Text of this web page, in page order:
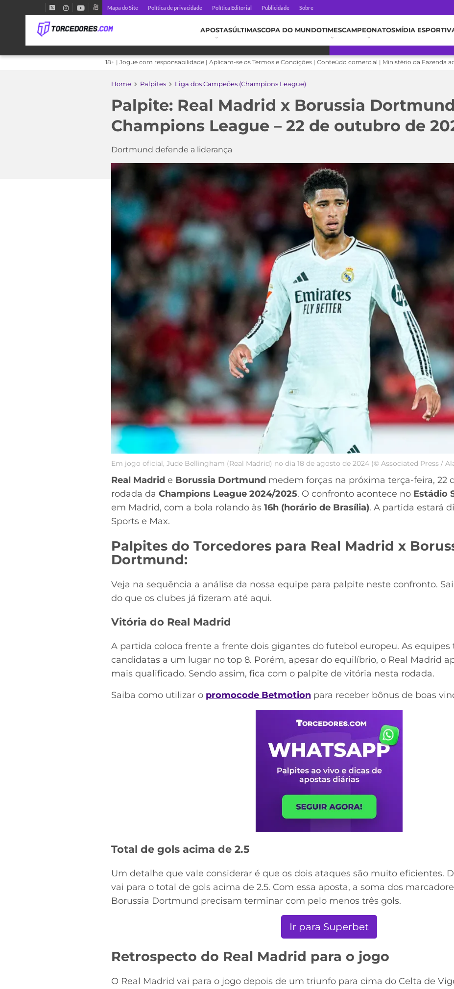
Mapa do Site Política de privacidade Política Editorial Publicidade Sobre
APOSTASÚLTIMASCOPA DO MUNDOTIMESCAMPEONATOSMÍDIA
18+ | Jogue com responsabilidade | Aplicam-se os Termos e Condições | Conteúdo comercial | Ministério da Fazenda
Home Palpites Liga dos Campeões (Champions League)
Palpite: Real Madrid x Borussia
Champions League – 22 de outubro de
Dortmund defende a liderança
Em jogo oficial, Jude Bellingham (Real Madrid) no dia 18 de agosto de 2024 (© Associated Press /
Real Madrid e Borussia Dortmund medem forças na próxima terça-feira, 22
rodada da Champions League 2024/2025. O confronto acontece no Estádio
em Madrid, com a bola rolando às 16h (horário de Brasília). A partida estará
Sports e Max.
Palpites do Torcedores para Real Madrid x
Dortmund:
Veja na sequência a análise da nossa equipe para palpite neste confronto.
do que os clubes já fizeram até aqui.
Vitória do Real Madrid
A partida coloca frente a frente dois gigantes do futebol europeu. As
candidatas a um lugar no top 8. Porém, apesar do equilíbrio, o Real Madrid
mais qualificado. Sendo assim, fica com o palpite de vitória nesta rodada.
Saiba como utilizar o promocode Betmotion para receber bônus de boas
Total de gols acima de 2.5
Um detalhe que vale considerar é que os dois ataques são muito eficientes.
vai para o total de gols acima de 2.5. Com essa aposta, a soma dos
Borussia Dortmund precisam terminar com pelo menos três gols.
Ir para Superbet
Retrospecto do Real Madrid para o jogo
O Real Madrid vai para o jogo depois de um triunfo para cima do Celta de